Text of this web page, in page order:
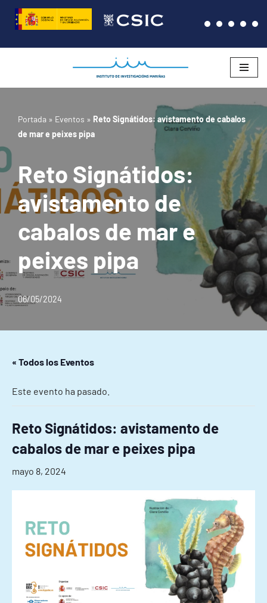
Saltar
al
Portada » Eventos » Reto Signátidos: avistamento de cabalos
de mar e peixes pipa
Reto Signátidos:
avistamento de
cabalos de mar e
peixes pipa
06/05/2024
« Todos los Eventos
Este evento ha pasado.
Reto Signátidos: avistamento de
cabalos de mar e peixes pipa
mayo 8, 2024